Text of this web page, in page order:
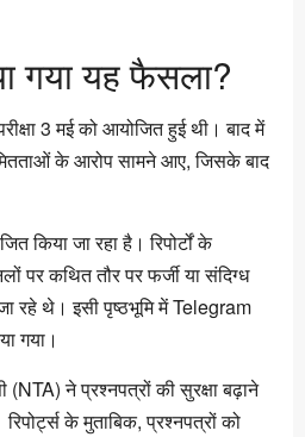
गया यह फैसला?
3 मई को आयोजित हुई थी। बाद में
के आरोप सामने आए, जिसके बाद
किया जा रहा है। रिपोर्टों के
कथित तौर पर फर्जी या संदिग्ध
रहे थे। इसी पृष्ठभूमि में Telegram
गया।
(NTA) ने प्रश्नपत्रों की सुरक्षा बढ़ाने
के मुताबिक, प्रश्नपत्रों को